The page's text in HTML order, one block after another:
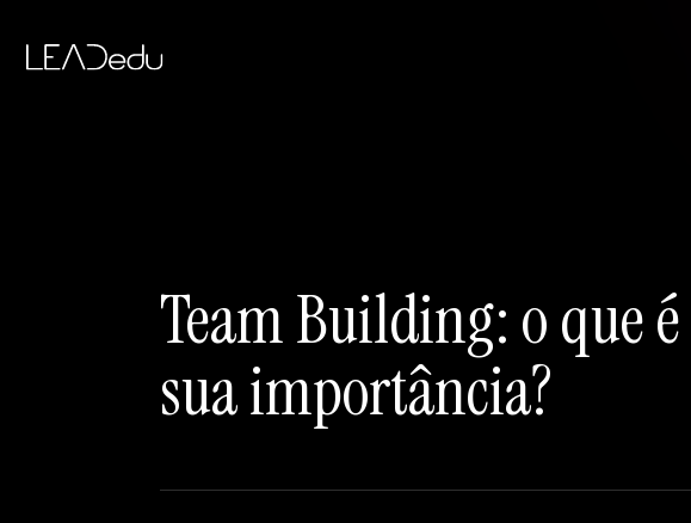
Team Building: o que
sua importância?